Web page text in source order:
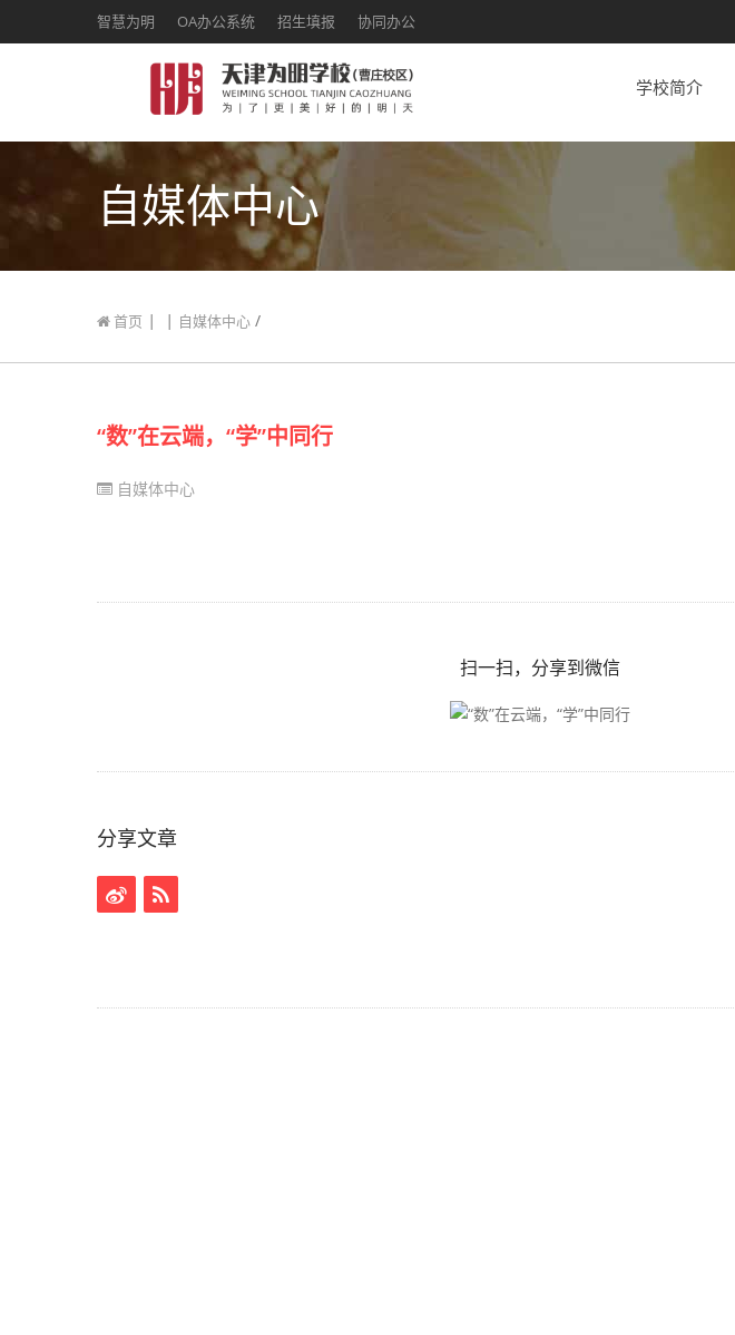
智慧为明 OA办公系统 招生填报 协同办公
学校简介
自媒体中心
首页 | | 自媒体中心 /
“数”在云端，“学”中同行
自媒体中心
扫一扫，分享到微信
分享文章